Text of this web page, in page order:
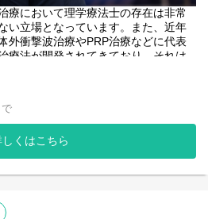
療において理学療法士の存在は非常
い立場となっています。また、近年
外衝撃波治療やPRP治療などに代表
療法が開発されてきており、それは
を満足させる臨床、教育、研究の環
誇りを感じられる環境、仕事の形を
た様々な環境整備をしております。
しくはこちら